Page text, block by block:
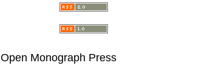
Open Monograph Press